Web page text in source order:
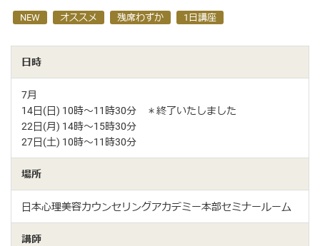
NEW オススメ 残席わずか 1日講座
日時
7月
14日(日) 10時〜11時30分 ＊終了いたしました
22日(月) 14時〜15時30分
27日(土) 10時〜11時30分
場所
日本心理美容カウンセリングアカデミー本部セミナールーム
講師